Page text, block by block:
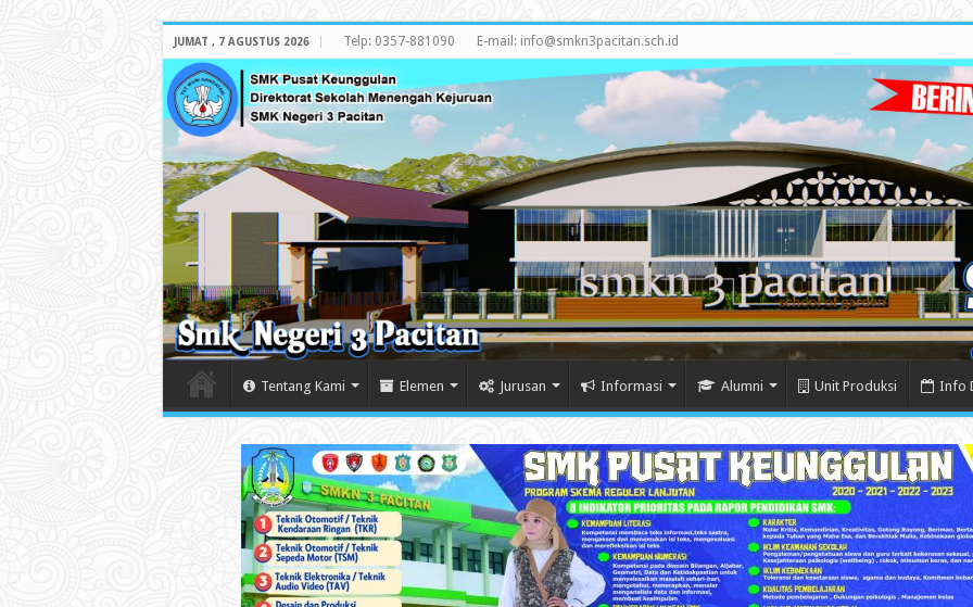
JUMAT , 7 AGUSTUS 2026 Telp: 0357-881090 E-mail: info@smkn3pacitan.sch.id
Tentang Kami Elemen Jurusan Informasi Alumni Unit Produksi Info